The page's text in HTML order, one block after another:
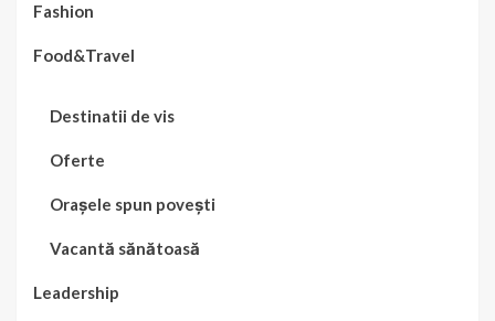
Fashion
Food&Travel
Destinatii de vis
Oferte
Orașele spun povești
Vacantă sănătoasă
Leadership